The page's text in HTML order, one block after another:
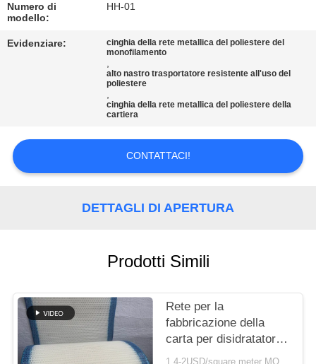
NOTIZIE
CITAZIONE
MAPPA
Numero di
modello:
HH-01
Evidenziare:
cinghia della rete metallica del poliestere del
monofilamento
,
alto nastro trasportatore resistente all'uso del
poliestere
,
cinghia della rete metallica del poliestere della
cartiera
CONTATTACI!
DETTAGLI DI APERTURA
Prodotti Simili
Rete per la
fabbricazione della
carta per disidratatori,
Rete formata in
1.4-2USD/square meter MOQ:meetr 1square